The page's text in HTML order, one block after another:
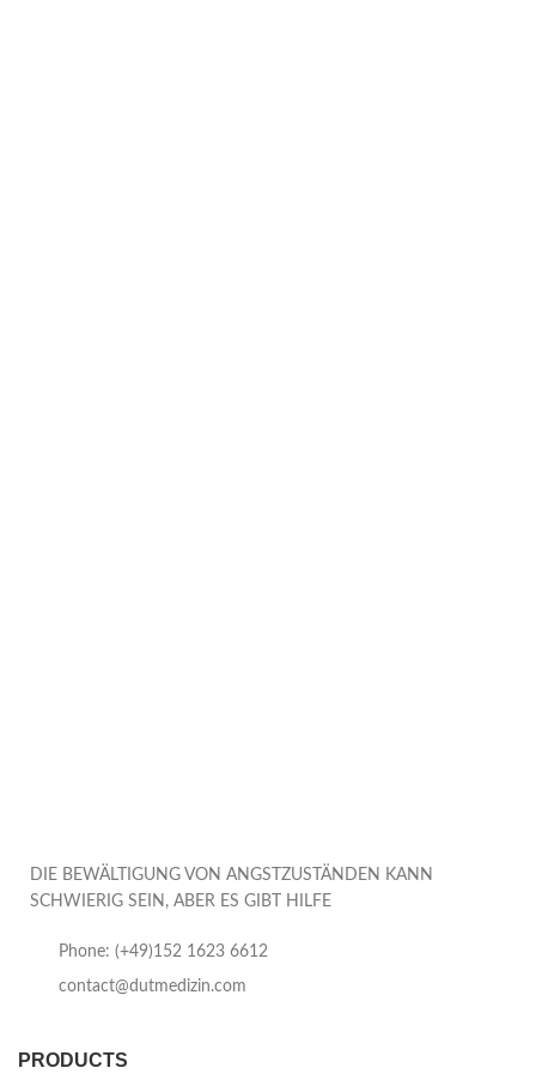
DIE BEWÄLTIGUNG VON ANGSTZUSTÄNDEN KANN
SCHWIERIG SEIN, ABER ES GIBT HILFE
Phone: (+49)152 1623 6612
contact@dutmedizin.com
PRODUCTS